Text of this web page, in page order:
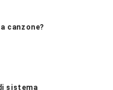
canzone?
sistema